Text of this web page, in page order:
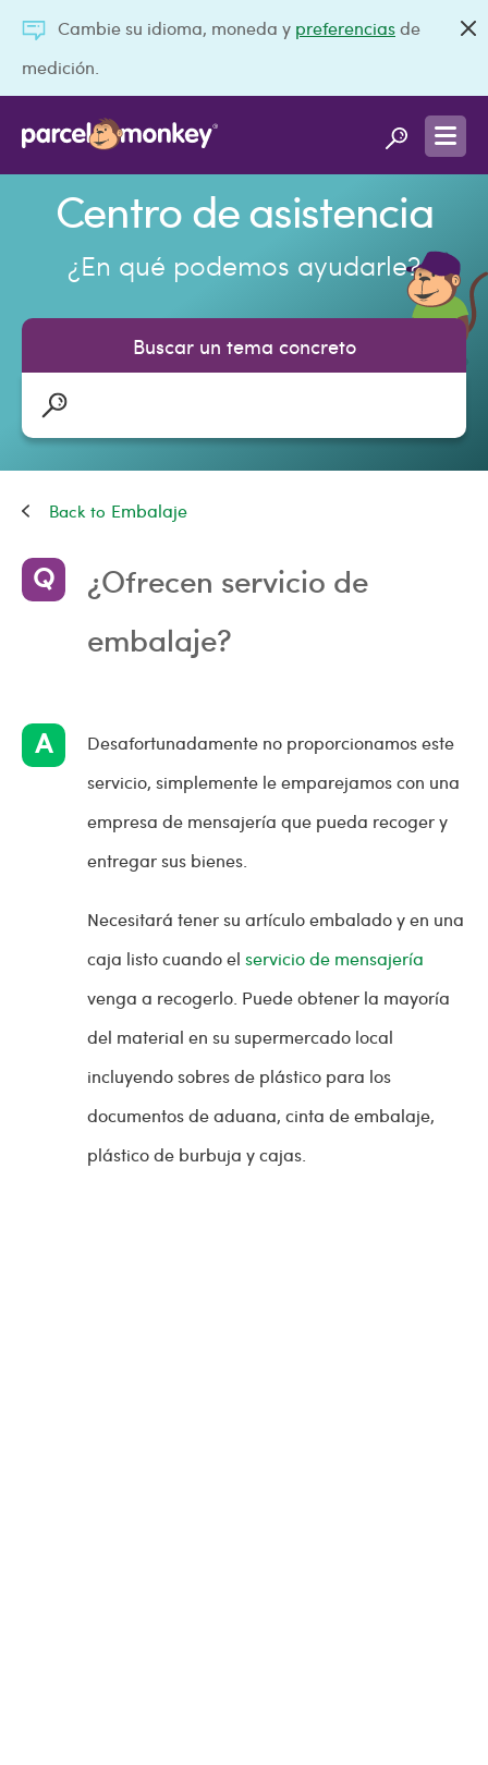
Cambie su idioma, moneda y preferenciasde
medición.
Centro de asistencia
¿En qué podemos ayudarle?
Buscar un tema concreto
Embalaje
¿Ofrecen servicio de
embalaje?
Desafortunadamente no proporcionamos este
servicio, simplemente le emparejamos con una
empresa de mensajería que pueda recoger y
entregar sus bienes.
Necesitará tener su artículo embalado y en una
caja listo cuando el servicio de mensajería
venga a recogerlo. Puede obtener la mayoría
del material en su supermercado local
incluyendo sobres de plástico para los
documentos de aduana, cinta de embalaje,
plástico de burbuja y cajas.